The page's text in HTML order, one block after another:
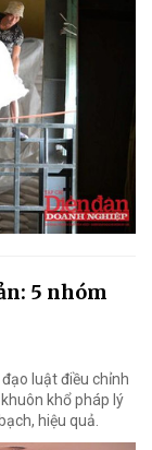
5 nhóm
luật điều chỉnh
khổ pháp lý
hiệu quả.